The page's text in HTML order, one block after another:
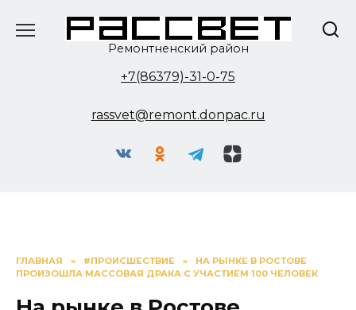
Ремонтненский район
+7(86379)-31-0-75
rassvet@remont.donpac.ru
ГЛАВНАЯ » #ПРОИСШЕСТВИЕ »
НА РЫНКЕ В РОСТОВЕ
ПРОИЗОШЛА МАССОВАЯ ДРАКА С УЧАСТИЕМ 100 ЧЕЛОВЕК